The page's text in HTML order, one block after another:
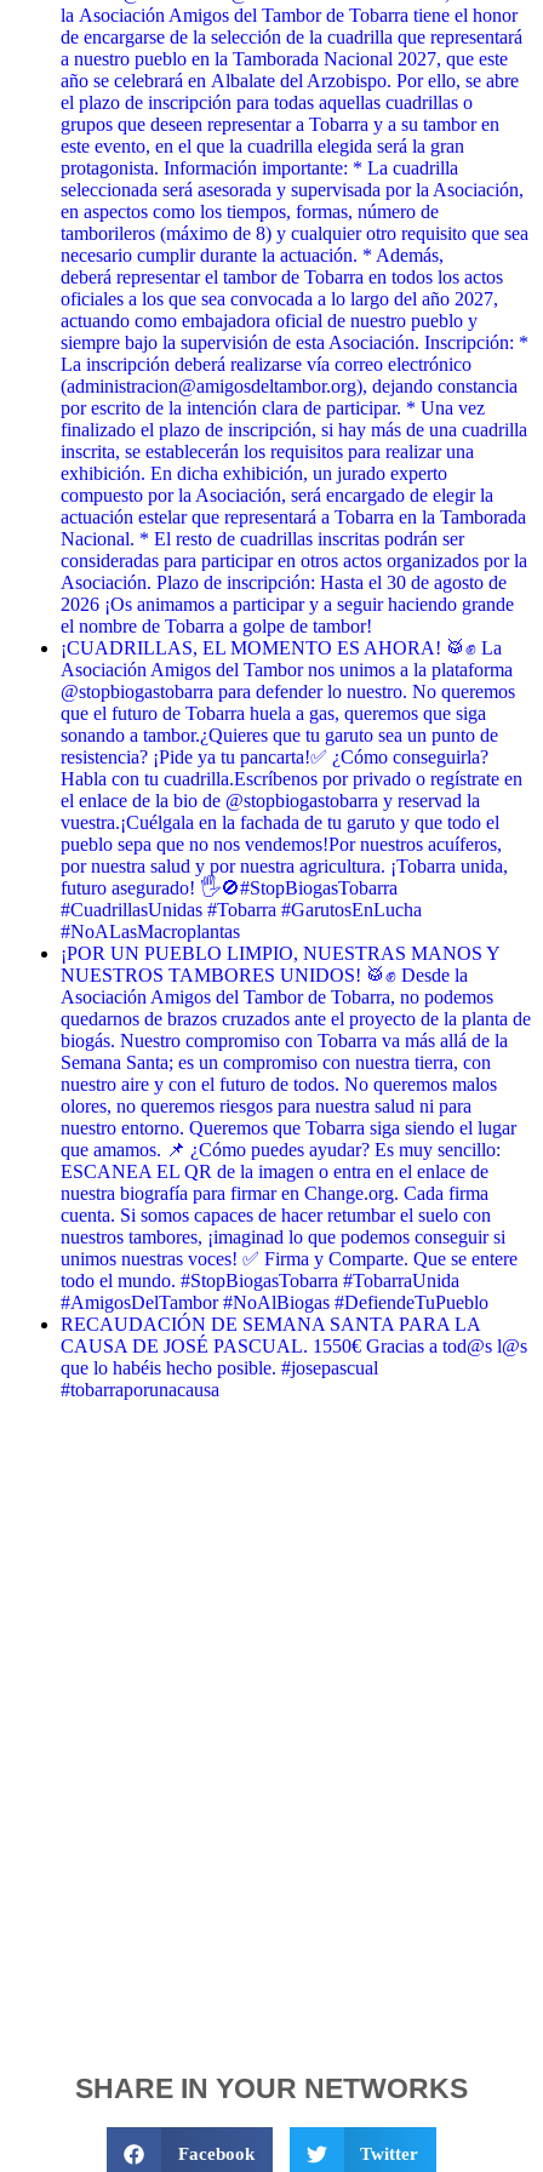
la Asociación Amigos del Tambor de Tobarra tiene el honor
de encargarse de la selección de la cuadrilla que representará
a nuestro pueblo en la Tamborada Nacional 2027, que este
año se celebrará en Albalate del Arzobispo. Por ello, se abre
el plazo de inscripción para todas aquellas cuadrillas o
grupos que deseen representar a Tobarra y a su tambor en
este evento, en el que la cuadrilla elegida será la gran
protagonista. Información importante: * La cuadrilla
seleccionada será asesorada y supervisada por la Asociación,
en aspectos como los tiempos, formas, número de
tamborileros (máximo de 8) y cualquier otro requisito que sea
necesario cumplir durante la actuación. * Además,
deberá representar el tambor de Tobarra en todos los actos
oficiales a los que sea convocada a lo largo del año 2027,
actuando como embajadora oficial de nuestro pueblo y
siempre bajo la supervisión de esta Asociación. Inscripción: *
La inscripción deberá realizarse vía correo electrónico
(administracion@amigosdeltambor.org), dejando constancia
por escrito de la intención clara de participar. * Una vez
finalizado el plazo de inscripción, si hay más de una cuadrilla
inscrita, se establecerán los requisitos para realizar una
exhibición. En dicha exhibición, un jurado experto
compuesto por la Asociación, será encargado de elegir la
actuación estelar que representará a Tobarra en la Tamborada
Nacional. * El resto de cuadrillas inscritas podrán ser
consideradas para participar en otros actos organizados por la
Asociación. Plazo de inscripción: Hasta el 30 de agosto de
2026 ¡Os animamos a participar y a seguir haciendo grande
el nombre de Tobarra a golpe de tambor!
¡CUADRILLAS, EL MOMENTO ES AHORA! 🥁✊ La
Asociación Amigos del Tambor nos unimos a la plataforma
@stopbiogastobarra para defender lo nuestro. No queremos
que el futuro de Tobarra huela a gas, queremos que siga
sonando a tambor. ​¿Quieres que tu garuto sea un punto de
resistencia? ¡Pide ya tu pancarta! ​✅ ¿Cómo conseguirla? ​
Habla con tu cuadrilla. ​Escríbenos por privado o regístrate en
el enlace de la bio de @stopbiogastobarra y reservad la
vuestra. ​¡Cuélgala en la fachada de tu garuto y que todo el
pueblo sepa que no nos vendemos! ​Por nuestros acuíferos,
por nuestra salud y por nuestra agricultura. ¡Tobarra unida,
futuro asegurado! 🖐️🚫 ​#StopBiogasTobarra
#CuadrillasUnidas #Tobarra #GarutosEnLucha
#NoALasMacroplantas
¡POR UN PUEBLO LIMPIO, NUESTRAS MANOS Y
NUESTROS TAMBORES UNIDOS! 🥁✊ Desde la
Asociación Amigos del Tambor de Tobarra, no podemos
quedarnos de brazos cruzados ante el proyecto de la planta de
biogás. Nuestro compromiso con Tobarra va más allá de la
Semana Santa; es un compromiso con nuestra tierra, con
nuestro aire y con el futuro de todos. No queremos malos
olores, no queremos riesgos para nuestra salud ni para
nuestro entorno. Queremos que Tobarra siga siendo el lugar
que amamos. 📌 ¿Cómo puedes ayudar? Es muy sencillo:
ESCANEA EL QR de la imagen o entra en el enlace de
nuestra biografía para firmar en Change.org. Cada firma
cuenta. Si somos capaces de hacer retumbar el suelo con
nuestros tambores, ¡imaginad lo que podemos conseguir si
unimos nuestras voces! ✅ Firma y Comparte. Que se entere
todo el mundo. #StopBiogasTobarra #TobarraUnida
#AmigosDelTambor #NoAlBiogas #DefiendeTuPueblo
RECAUDACIÓN DE SEMANA SANTA PARA LA
CAUSA DE JOSÉ PASCUAL. 1550€ Gracias a tod@s l@s
que lo habéis hecho posible. #josepascual
#tobarraporunacausa
SHARE IN YOUR NETWORKS
Facebook Twitter